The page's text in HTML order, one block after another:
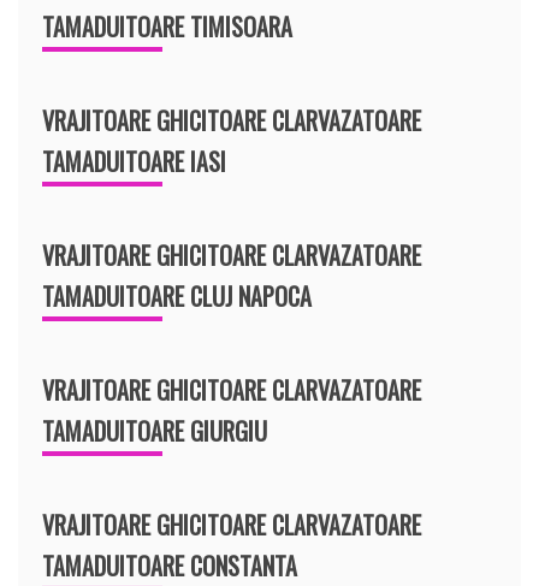
TAMADUITOARE TIMISOARA
VRAJITOARE GHICITOARE CLARVAZATOARE
TAMADUITOARE IASI
VRAJITOARE GHICITOARE CLARVAZATOARE
TAMADUITOARE CLUJ NAPOCA
VRAJITOARE GHICITOARE CLARVAZATOARE
TAMADUITOARE GIURGIU
VRAJITOARE GHICITOARE CLARVAZATOARE
TAMADUITOARE CONSTANTA